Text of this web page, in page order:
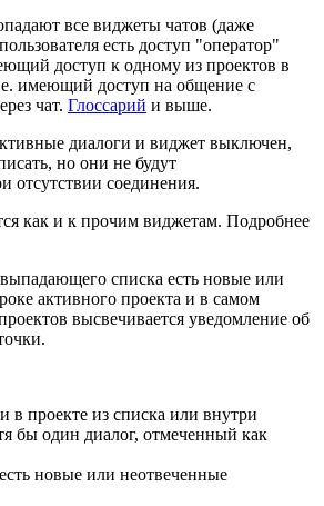
все виджеты чатов (даже
есть доступ "оператор"
доступ к одному из проектов в
имеющий доступ на общение с
чат. Глоссарий и выше.
диалоги и виджет выключен,
но они не будут
отсутствии соединения.
как и к прочим виджетам. Подробнее
списка есть новые или
активного проекта и в самом
высвечивается уведомление об
в проекте из списка или внутри
бы один диалог, отмеченный как
новые или неотвеченные